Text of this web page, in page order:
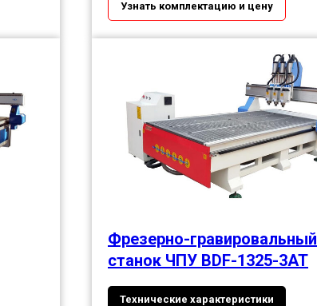
Узнать комплектацию и цену
Фрезерно-гравировальный
станок ЧПУ BDF-1325-3АТ
Технические характеристики